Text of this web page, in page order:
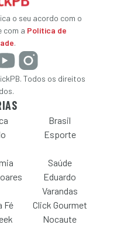
o seu acordo com o
com a Política de
.
Todos os direitos
Brasil
Esporte
Saúde
Eduardo
Varandas
Fé
Click Gourmet
Nocaute